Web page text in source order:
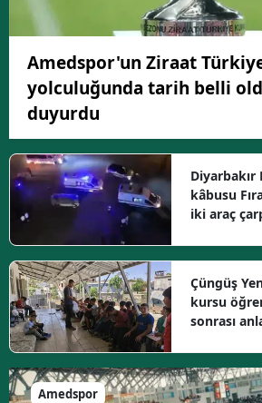
Amedspor'un Ziraat
yolculuğunda tarih belli
duyurdu
Diyarbakır
kâbusu
iki araç
Çüngüş
kursu
sonrası
Amedspor